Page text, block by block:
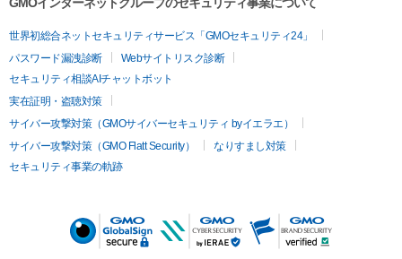
GMOインターネットグループのセキュリティ事業について
世界初総合ネットセキュリティサービス「GMOセキュリティ24」
パスワード漏洩診断
Webサイトリスク診断
セキュリティ相談AIチャットボット
実在証明・盗聴対策
サイバー攻撃対策（GMOサイバーセキュリティ byイエラエ）
サイバー攻撃対策（GMO Flatt Security）
なりすまし対策
セキュリティ事業の軌跡